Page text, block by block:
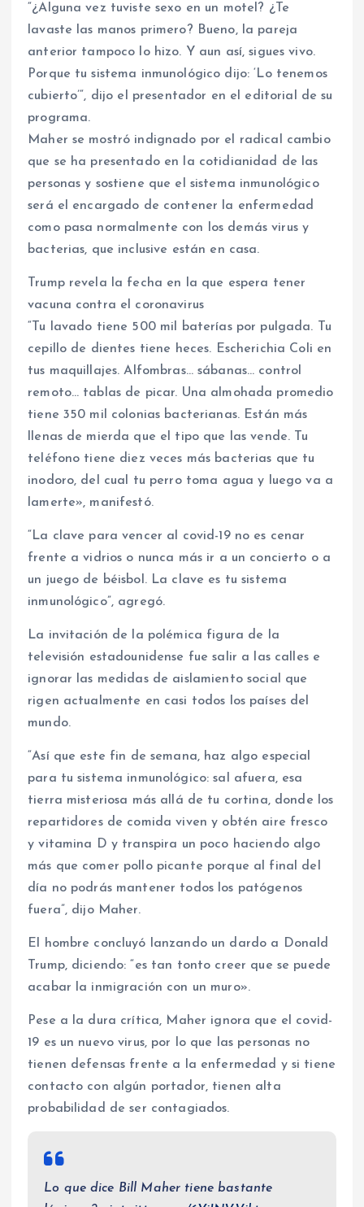
“¿Alguna vez tuviste sexo en un motel? ¿Te
lavaste las manos primero? Bueno, la pareja
anterior tampoco lo hizo. Y aun así, sigues vivo.
Porque tu sistema inmunológico dijo: ‘Lo tenemos
cubierto’“, dijo el presentador en el editorial de su
programa.
Maher se mostró indignado por el radical cambio
que se ha presentado en la cotidianidad de las
personas y sostiene que el sistema inmunológico
será el encargado de contener la enfermedad
como pasa normalmente con los demás virus y
bacterias, que inclusive están en casa.
Trump revela la fecha en la que espera tener
vacuna contra el coronavirus
“Tu lavado tiene 500 mil baterías por pulgada. Tu
cepillo de dientes tiene heces. Escherichia Coli en
tus maquillajes. Alfombras… sábanas… control
remoto… tablas de picar. Una almohada promedio
tiene 350 mil colonias bacterianas. Están más
llenas de mierda que el tipo que las vende. Tu
teléfono tiene diez veces más bacterias que tu
inodoro, del cual tu perro toma agua y luego va a
lamerte», manifestó.
“La clave para vencer al covid-19 no es cenar
frente a vidrios o nunca más ir a un concierto o a
un juego de béisbol. La clave es tu sistema
inmunológico”, agregó.
La invitación de la polémica figura de la
televisión estadounidense fue salir a las calles e
ignorar las medidas de aislamiento social que
rigen actualmente en casi todos los países del
mundo.
“Así que este fin de semana, haz algo especial
para tu sistema inmunológico: sal afuera, esa
tierra misteriosa más allá de tu cortina, donde los
repartidores de comida viven y obtén aire fresco
y vitamina D y transpira un poco haciendo algo
más que comer pollo picante porque al final del
día no podrás mantener todos los patógenos
fuera”, dijo Maher.
El hombre concluyó lanzando un dardo a Donald
Trump, diciendo: “es tan tonto creer que se puede
acabar la inmigración con un muro».
Pese a la dura crítica, Maher ignora que el covid-
19 es un nuevo virus, por lo que las personas no
tienen defensas frente a la enfermedad y si tiene
contacto con algún portador, tienen alta
probabilidad de ser contagiados.
Lo que dice Bill Maher tiene bastante